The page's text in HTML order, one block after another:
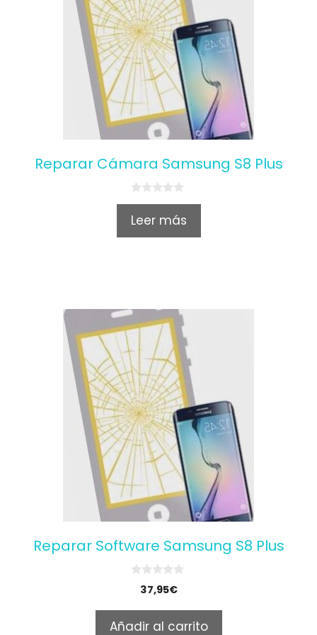
Reparar Cámara Samsung S8 Plus
0
u
Leer más
Reparar Software Samsung S8 Plus
o
37,95€
Añadir al carrito